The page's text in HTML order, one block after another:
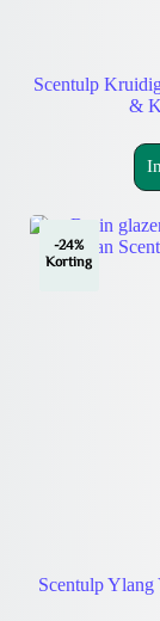
Scentulp
&
-24%
Korting
Scentulp